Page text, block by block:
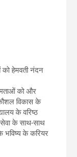
को हेमवती नंदन
को और
विकास के
के वरिष्ठ
सेवा के साथ-साथ
भविष्य के करियर